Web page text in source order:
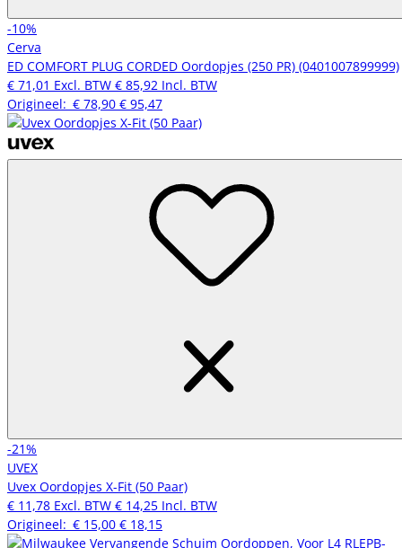
-10%
Cerva
ED COMFORT PLUG CORDED Oordopjes (250 PR) (0401007899999)
€ 71,01 Excl. BTW € 85,92 Incl. BTW
Origineel: € 78,90 € 95,47
-21%
UVEX
Uvex Oordopjes X-Fit (50 Paar)
€ 11,78 Excl. BTW € 14,25 Incl. BTW
Origineel: € 15,00 € 18,15